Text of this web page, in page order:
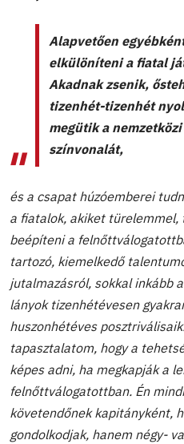
Alapvetően
elkülöníteni a fiatal
Akadnak zsenik,
tizenhét-tizenhét
megütik a
színvonalát,
és a csapat húzóemberei
a fiatalok, akiket
beépíteni a
tartozó, kiemelkedő
jutalmazásról, sokkal inkább
lányok tizenhétévesen
huszonhétéves
tapasztalatom, hogy a
képes adni, ha megkapják a
felnőttválogatottban. Én
követendőnek kapitányként,
gondolkodjak, hanem négy-